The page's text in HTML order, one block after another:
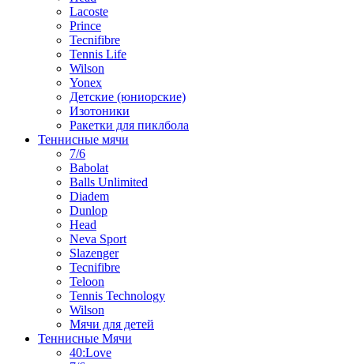
Lacoste
Prince
Tecnifibre
Tennis Life
Wilson
Yonex
Детские (юниорские)
Изотоники
Ракетки для пиклбола
Теннисные мячи
7/6
Babolat
Balls Unlimited
Diadem
Dunlop
Head
Neva Sport
Slazenger
Tecnifibre
Teloon
Tennis Technology
Wilson
Мячи для детей
Теннисные Мячи
40:Love